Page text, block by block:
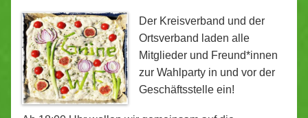
Der Kreisverband und der
Ortsverband laden alle
Mitglieder und Freund*innen
zur Wahlparty in und vor der
Geschäftsstelle ein!